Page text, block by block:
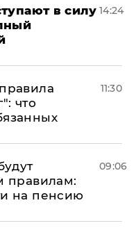
в силу 14:24
что
11:30
правилам:
на пенсию
09:06